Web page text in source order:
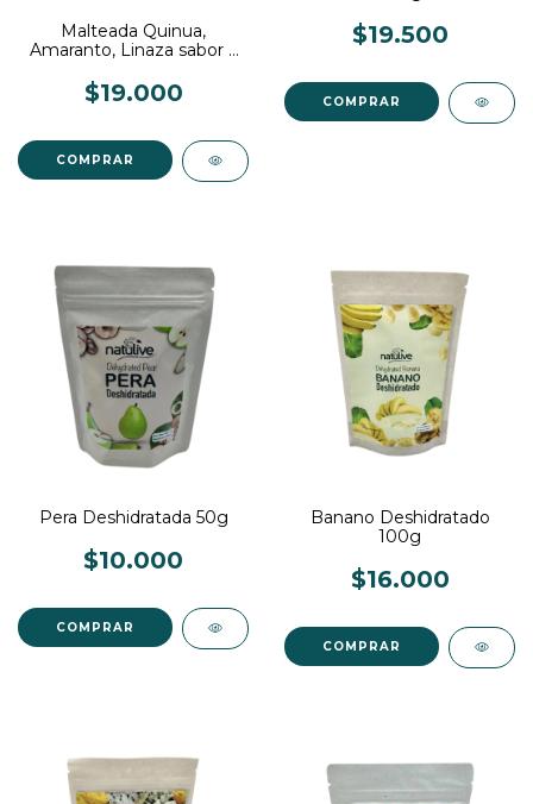
Malteada Quinua,
Amaranto, Linaza sabor a
$19.000
$19.500
Pera Deshidratada 50g
$10.000
Banano Deshidratado
100g
$16.000